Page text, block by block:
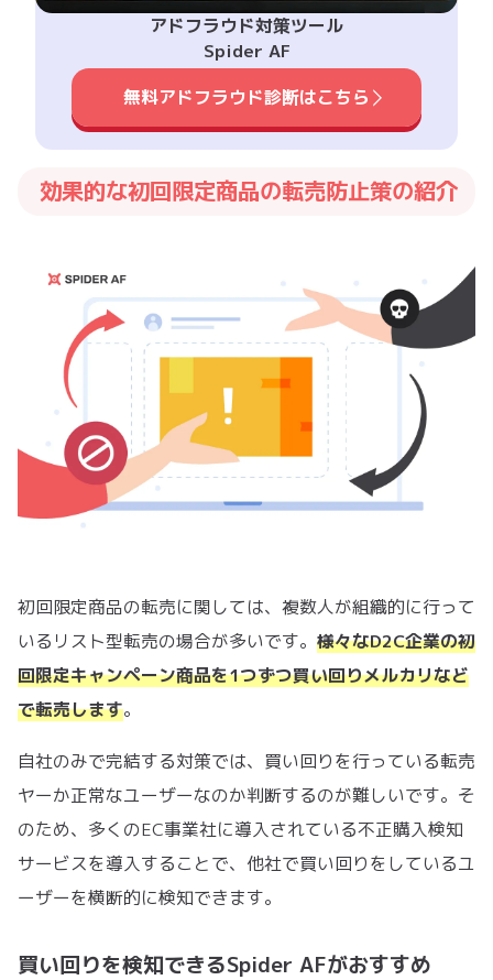
アドフラウド対策ツール
Spider AF
無料アドフラウド診断はこちら
効果的な初回限定商品の転売防止策の紹介
初回限定商品の転売に関しては、複数人が組織的に行って
いるリスト型転売の場合が多いです。 様々なD2C企業の初
回限定キャンペーン商品を1つずつ買い回りメルカリなど
で転売します。
自社のみで完結する対策では、買い回りを行っている転売
ヤーか正常なユーザーなのか判断するのが難しいです。そ
のため、多くのEC事業社に導入されている不正購入検知
サービスを導入することで、他社で買い回りをしているユ
ーザーを横断的に検知できます。
買い回りを検知できるSpider AFがおすすめ